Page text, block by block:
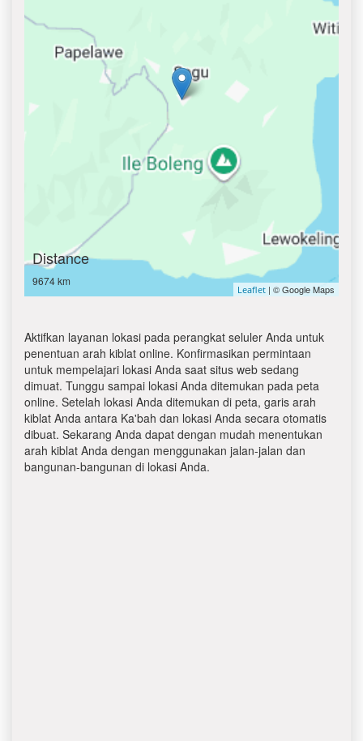
Distance
9674 km
Leaflet | © Google Maps
Aktifkan layanan lokasi pada perangkat seluler Anda untuk
penentuan arah kiblat online. Konfirmasikan permintaan
untuk mempelajari lokasi Anda saat situs web sedang
dimuat. Tunggu sampai lokasi Anda ditemukan pada peta
online. Setelah lokasi Anda ditemukan di peta, garis arah
kiblat Anda antara Ka'bah dan lokasi Anda secara otomatis
dibuat. Sekarang Anda dapat dengan mudah menentukan
arah kiblat Anda dengan menggunakan jalan-jalan dan
bangunan-bangunan di lokasi Anda.